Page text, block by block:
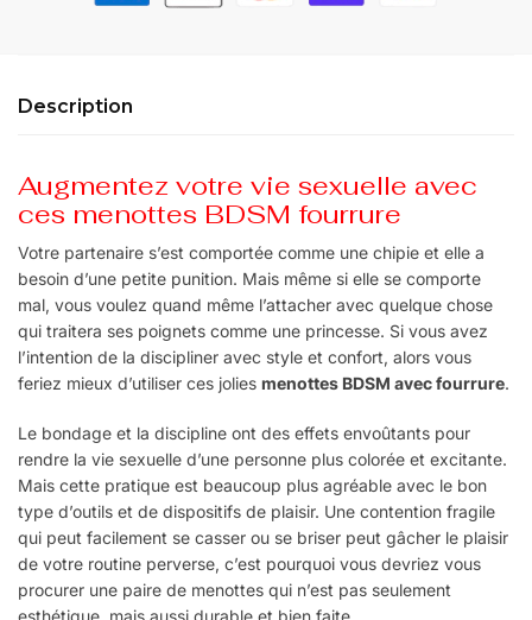
Description
Augmentez votre vie sexuelle avec
ces menottes BDSM fourrure
Votre partenaire s’est comportée comme une chipie et elle a
besoin d’une petite punition. Mais même si elle se comporte
mal, vous voulez quand même l’attacher avec quelque chose
qui traitera ses poignets comme une princesse. Si vous avez
l’intention de la discipliner avec style et confort, alors vous
feriez mieux d’utiliser ces jolies menottes BDSM avec fourrure.
Le bondage et la discipline ont des effets envoûtants pour
rendre la vie sexuelle d’une personne plus colorée et excitante.
Mais cette pratique est beaucoup plus agréable avec le bon
type d’outils et de dispositifs de plaisir. Une contention fragile
qui peut facilement se casser ou se briser peut gâcher le plaisir
de votre routine perverse, c’est pourquoi vous devriez vous
procurer une paire de menottes qui n’est pas seulement
esthétique, mais aussi durable et bien faite.